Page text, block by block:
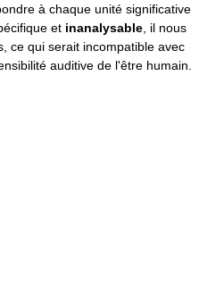
à chaque unité significative
et inanalysable , il nous
ce qui serait incompatible avec
auditive de l'être humain.